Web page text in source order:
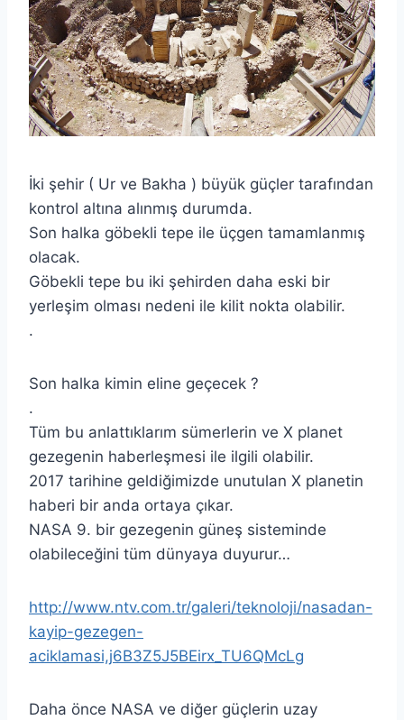
İki şehir ( Ur ve Bakha ) büyük güçler tarafından
kontrol altına alınmış durumda.
Son halka göbekli tepe ile üçgen tamamlanmış
olacak.
Göbekli tepe bu iki şehirden daha eski bir
yerleşim olması nedeni ile kilit nokta olabilir.
.
Son halka kimin eline geçecek ?
.
Tüm bu anlattıklarım sümerlerin ve X planet
gezegenin haberleşmesi ile ilgili olabilir.
2017 tarihine geldiğimizde unutulan X planetin
haberi bir anda ortaya çıkar.
NASA 9. bir gezegenin güneş sisteminde
olabileceğini tüm dünyaya duyurur…
http://www.ntv.com.tr/galeri/teknoloji/nasadan-
kayip-gezegen-
aciklamasi,j6B3Z5J5BEirx_TU6QMcLg
Daha önce NASA ve diğer güçlerin uzay